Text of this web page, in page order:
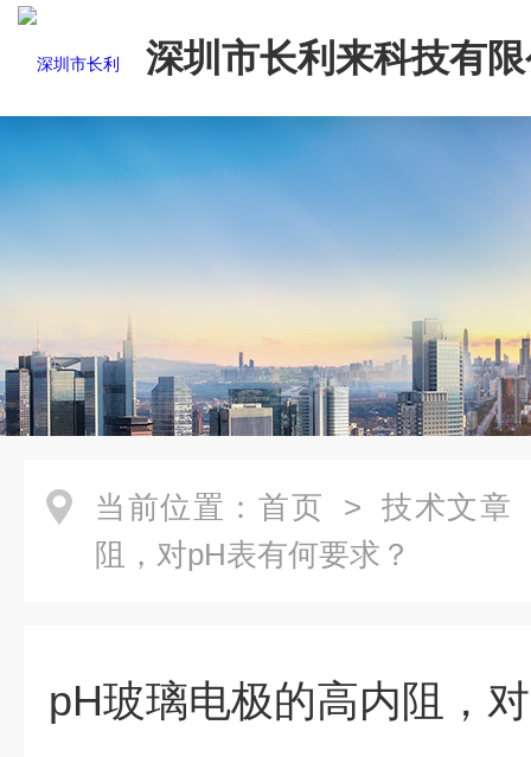
深圳市长利来科技有
当前位置： 首页 > 技术文章
阻，对pH表有何要求？
pH玻璃电极的高内阻，